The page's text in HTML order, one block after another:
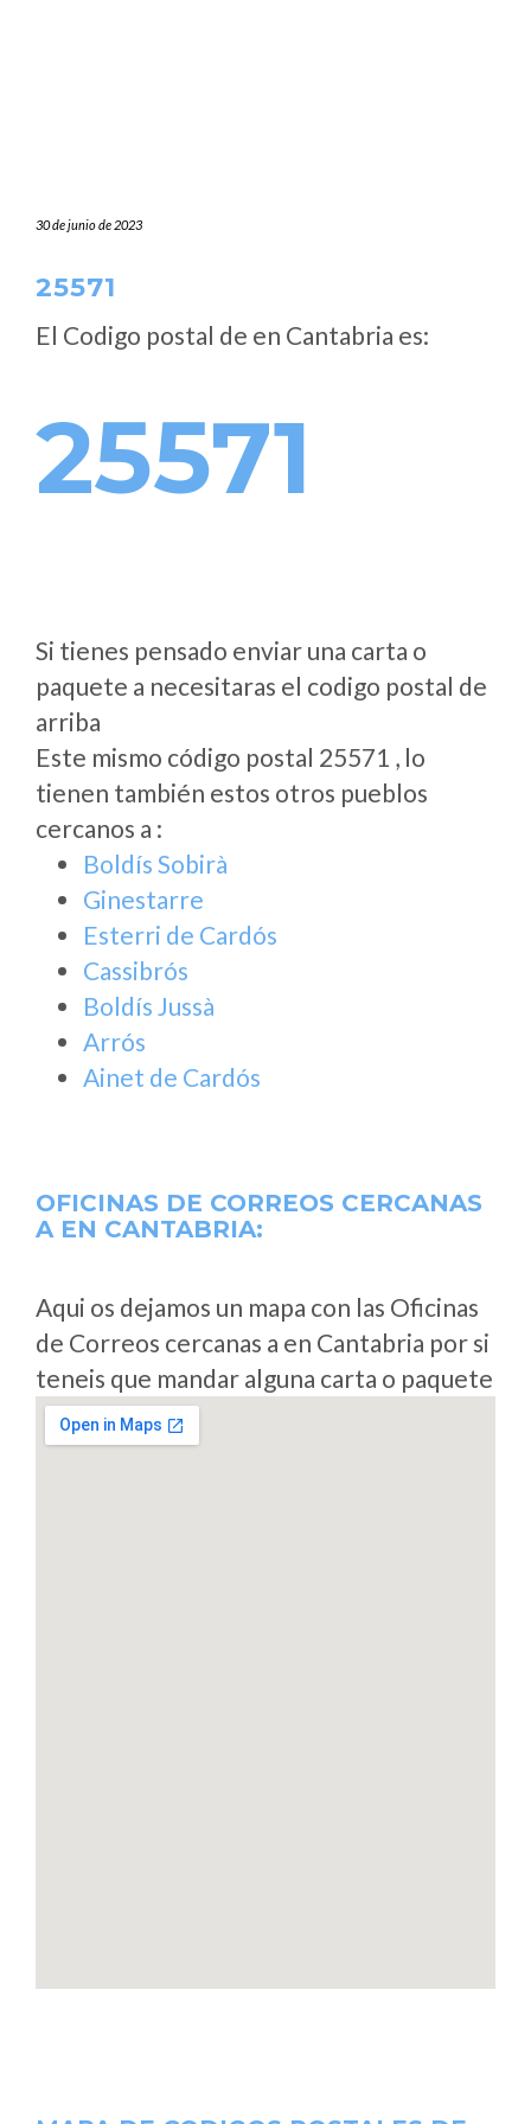
30 de junio de 2023
25571
El Codigo postal de en Cantabria es:
25571
Si tienes pensado enviar una carta o
paquete a necesitaras el codigo postal de
arriba
Este mismo código postal 25571 , lo
tienen también estos otros pueblos
cercanos a :
Boldís Sobirà
Ginestarre
Esterri de Cardós
Cassibrós
Boldís Jussà
Arrós
Ainet de Cardós
OFICINAS DE CORREOS CERCANAS
A EN CANTABRIA:
Aqui os dejamos un mapa con las Oficinas
de Correos cercanas a en Cantabria por si
teneis que mandar alguna carta o paquete